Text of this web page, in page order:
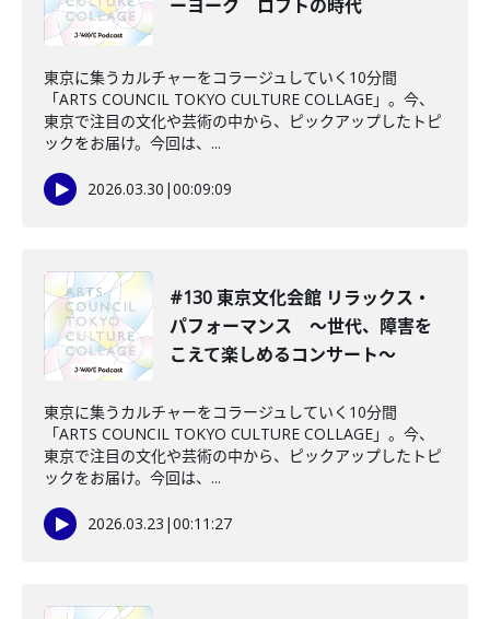
ーヨーク ロフトの時代
東京に集うカルチャーをコラージュしていく10分間
「ARTS COUNCIL TOKYO CULTURE COLLAGE」。今、
東京で注目の文化や芸術の中から、ピックアップしたトピ
ックをお届け。今回は、...
2026.03.30 |00:09:09
#130 東京文化会館 リラックス・
パフォーマンス ～世代、障害を
こえて楽しめるコンサート～
東京に集うカルチャーをコラージュしていく10分間
「ARTS COUNCIL TOKYO CULTURE COLLAGE」。今、
東京で注目の文化や芸術の中から、ピックアップしたトピ
ックをお届け。今回は、...
2026.03.23 |00:11:27